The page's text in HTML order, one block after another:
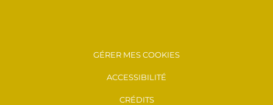
GÉRER MES COOKIES
ACCESSIBILITÉ
CRÉDITS